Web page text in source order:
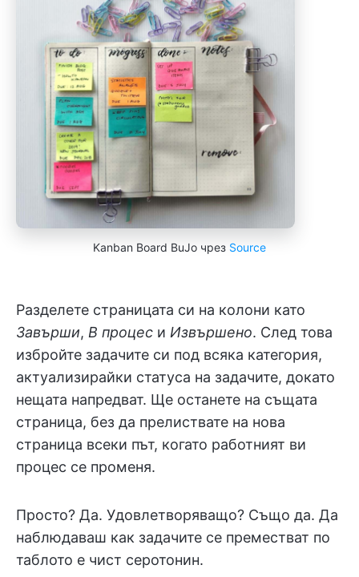
Kanban Board BuJo чрез Source
Разделете страницата си на колони като
Завърши, В процес и Извършено. След това
избройте задачите си под всяка категория,
актуализирайки статуса на задачите, докато
нещата напредват. Ще останете на същата
страница, без да прелиствате на нова
страница всеки път, когато работният ви
процес се променя.
Просто? Да. Удовлетворяващо? Също да. Да
наблюдаваш как задачите се преместват по
таблото е чист серотонин.